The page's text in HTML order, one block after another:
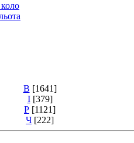
В [1641]
І [379]
Р [1121]
Ч [222]